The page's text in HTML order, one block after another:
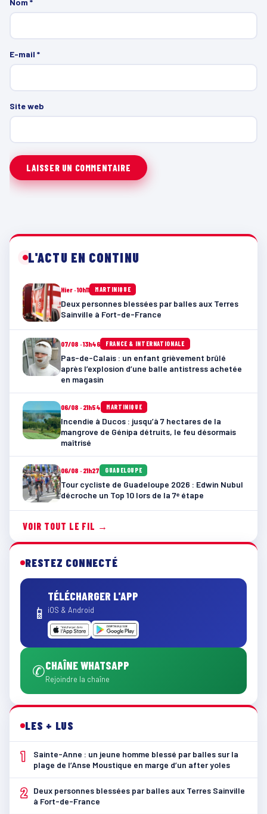
Nom *
E-mail *
Site web
L'ACTU EN CONTINU
Hier · 10h11 MARTINIQUE
Deux personnes blessées par balles aux Terres
Sainville à Fort-de-France
07/08 · 13h46 FRANCE & INTERNATIONALE
Pas-de-Calais : un enfant grièvement brûlé
après l’explosion d’une balle antistress achetée
en magasin
06/08 · 21h54 MARTINIQUE
Incendie à Ducos : jusqu’à 7 hectares de la
mangrove de Génipa détruits, le feu désormais
maîtrisé
06/08 · 21h27 GUADELOUPE
Tour cycliste de Guadeloupe 2026 : Edwin Nubul
décroche un Top 10 lors de la 7ᵉ étape
VOIR TOUT LE FIL →
RESTEZ CONNECTÉ
📱
TÉLÉCHARGER L'APP
iOS & Android
✆CHAÎNE WHATSAPP
Rejoindre la chaîne
LES + LUS
1
Sainte-Anne : un jeune homme blessé par balles sur la
plage de l’Anse Moustique en marge d’un after yoles
2
Deux personnes blessées par balles aux Terres Sainville
à Fort-de-France